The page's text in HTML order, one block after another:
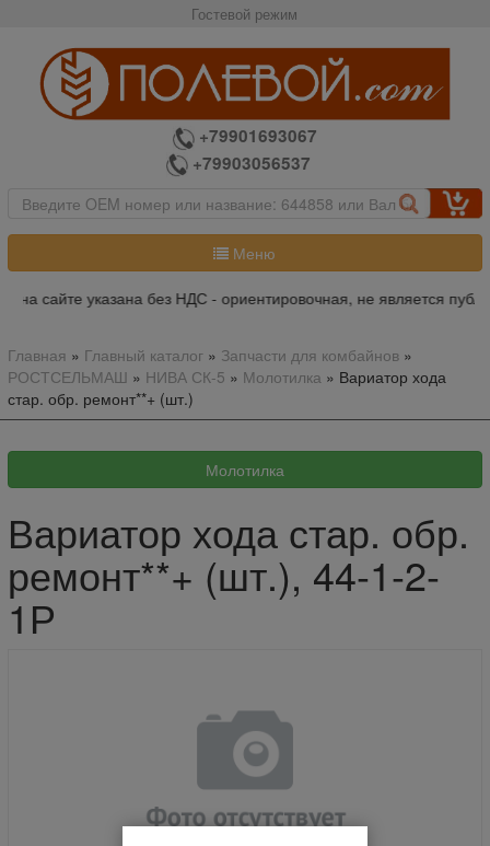
Гостевой режим
+79901693067
+79903056537
Меню
на сайте указана без НДС - ориентировочная, не является
Главная » Главный каталог» Запчасти для комбайнов»
РОСТСЕЛЬМАШ » НИВА СК-5 » Молотилка » Вариатор хода
стар. обр. ремонт**+ (шт.)
Вариатор хода стар. обр.
ремонт**+ (шт.), 44-1-2-
1Р